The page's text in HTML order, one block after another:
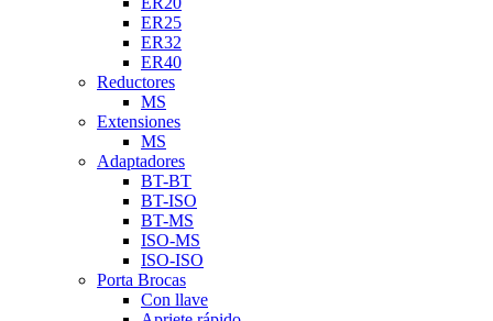
ER25
ER32
ER40
Reductores
MS
Extensiones
MS
Adaptadores
BT-BT
BT-ISO
BT-MS
ISO-MS
ISO-ISO
Porta Brocas
Con llave